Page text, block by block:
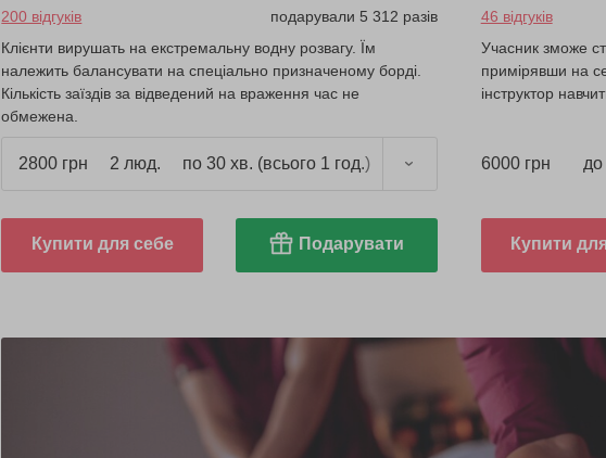
200 відгуків
подарували 5 312 разів
Клієнти вирушать на екстремальну водну розвагу. Їм
належить балансувати на спеціально призначеному борді.
Кількість заїздів за відведений на враження час не
обмежена.
2800 грн 2 люд. по 30 хв. (всього 1 год.)
Купити для себе Подарувати
46 відгуків
Учасник зможе
примірявши на
інструктор
6000 грн
Купити